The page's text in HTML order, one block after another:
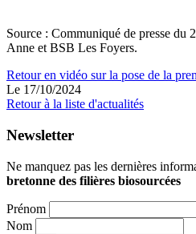
Source : Communiqué de presse du
Anne et BSB Les Foyers.
Retour en vidéo sur la pose de la
Le 17/10/2024
Retour à la liste d'actualités
Newsletter
Ne manquez pas les dernières
bretonne des filières biosourcées
Prénom
Nom